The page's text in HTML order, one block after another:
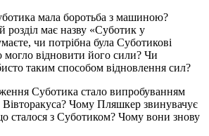
мала боротьба з машиною?
розділ має назву «Суботик у
чи потрібна була Суботикові
могло відновити його сили? Чи
таким способом відновлення сил?
Суботика стало випробуванням
Чому Пляшкер звинувачує
сталося з Суботиком? Чому вони знову